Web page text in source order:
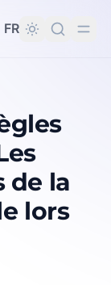
FR
de la
lors